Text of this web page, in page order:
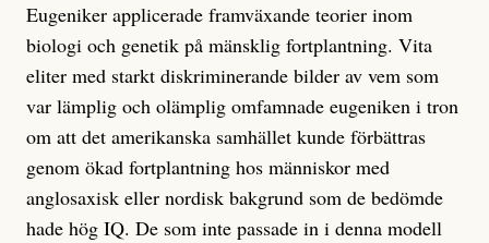
Eugeniker applicerade framväxande teorier inom
biologi och genetik på mänsklig fortplantning. Vita
eliter med starkt diskriminerande bilder av vem som
var lämplig och olämplig omfamnade eugeniken i tron
om att det amerikanska samhället kunde förbättras
genom ökad fortplantning hos människor med
anglosaxisk eller nordisk bakgrund som de bedömde
hade hög IQ. De som inte passade in i denna modell